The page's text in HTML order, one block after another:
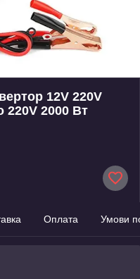
12V 220V
220V 2000 Вт
Оплата Умови